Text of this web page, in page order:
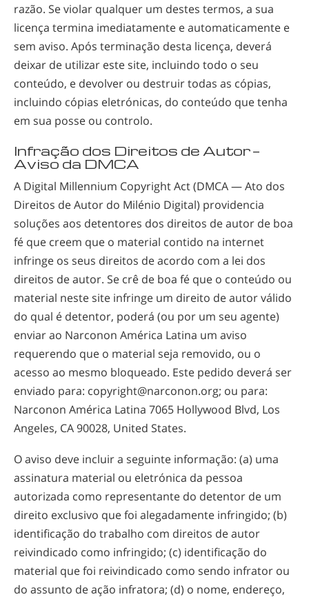
razão. Se violar qualquer um destes termos, a sua
licença termina imediatamente e automaticamente e
sem aviso. Após terminação desta licença, deverá
deixar de utilizar este site, incluindo todo o seu
conteúdo, e devolver ou destruir todas as cópias,
incluindo cópias eletrónicas, do conteúdo que tenha
em sua posse ou controlo.
Infração dos Direitos de Autor —
Aviso da DMCA
A Digital Millennium Copyright Act (DMCA — Ato dos
Direitos de Autor do Milénio Digital) providencia
soluções aos detentores dos direitos de autor de boa
fé que creem que o material contido na internet
infringe os seus direitos de acordo com a lei dos
direitos de autor. Se crê de boa fé que o conteúdo ou
material neste site infringe um direito de autor válido
do qual é detentor, poderá (ou por um seu agente)
enviar ao Narconon América Latina um aviso
requerendo que o material seja removido, ou o
acesso ao mesmo bloqueado. Este pedido deverá ser
enviado para: copyright@narconon.org; ou para:
Narconon América Latina 7065 Hollywood Blvd, Los
Angeles, CA 90028, United States.
O aviso deve incluir a seguinte informação: (a) uma
assinatura material ou eletrónica da pessoa
autorizada como representante do detentor de um
direito exclusivo que foi alegadamente infringido; (b)
identificação do trabalho com direitos de autor
reivindicado como infringido; (c) identificação do
material que foi reivindicado como sendo infrator ou
do assunto de ação infratora; (d) o nome, endereço,